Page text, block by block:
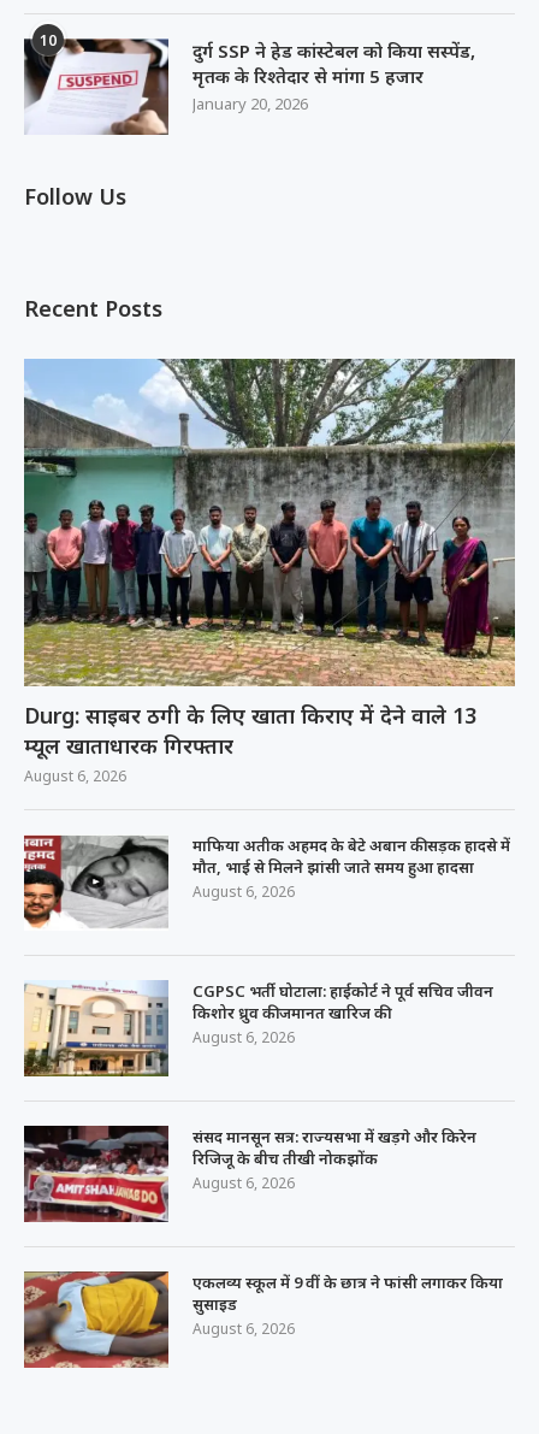
10
दुर्ग SSP ने हेड कांस्टेबल को किया सस्पेंड,
मृतक के रिश्तेदार से मांगा 5 हजार
January 20, 2026
Follow Us
Recent Posts
Durg: साइबर ठगी के लिए खाता किराए में देने वाले 13
म्यूल खाताधारक गिरफ्तार
August 6, 2026
माफिया अतीक अहमद के बेटे अबान की सड़क हादसे में
मौत, भाई से मिलने झांसी जाते समय हुआ हादसा
August 6, 2026
CGPSC भर्ती घोटाला: हाईकोर्ट ने पूर्व सचिव जीवन
किशोर ध्रुव की जमानत खारिज की
August 6, 2026
संसद मानसून सत्र: राज्यसभा में खड़गे और किरेन
रिजिजू के बीच तीखी नोकझोंक
August 6, 2026
एकलव्य स्कूल में 9 वीं के छात्र ने फांसी लगाकर किया
सुसाइड
August 6, 2026